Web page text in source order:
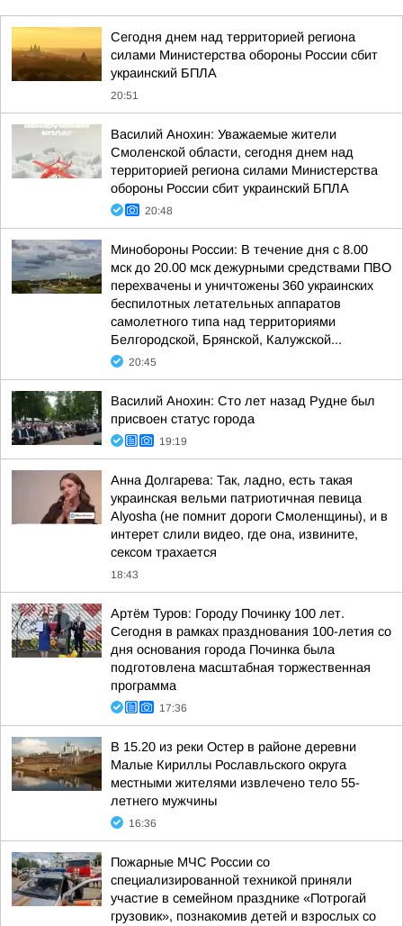
Сегодня днем над территорией региона
силами Министерства обороны России сбит
украинский БПЛА
20:51
Василий Анохин: Уважаемые жители
Смоленской области, сегодня днем над
территорией региона силами Министерства
обороны России сбит украинский БПЛА
20:48
Минобороны России: В течение дня с 8.00
мск до 20.00 мск дежурными средствами ПВО
перехвачены и уничтожены 360 украинских
беспилотных летательных аппаратов
самолетного типа над территориями
Белгородской, Брянской, Калужской...
20:45
Василий Анохин: Сто лет назад Рудне был
присвоен статус города
19:19
Анна Долгарева: Так, ладно, есть такая
украинская вельми патриотичная певица
Alyosha (не помнит дороги Смоленщины), и в
интерет слили видео, где она, извините,
сексом трахается
18:43
Артём Туров: Городу Починку 100 лет.
Сегодня в рамках празднования 100-летия со
дня основания города Починка была
подготовлена масштабная торжественная
программа
17:36
В 15.20 из реки Остер в районе деревни
Малые Кириллы Рославльского округа
местными жителями извлечено тело 55-
летнего мужчины
16:36
Пожарные МЧС России со
специализированной техникой приняли
участие в семейном празднике «Потрогай
грузовик», познакомив детей и взрослых со